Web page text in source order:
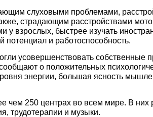
слуховыми проблемами,
страдающим расстройствами
у взрослых, быстрее изучать
потенциал и работоспособность.
усовершенствовать собственные
о положительных
энергии, большая ясность
чем 250 центрах во всем мире. В них
трудотерапии и музыки.